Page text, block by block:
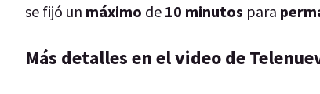
se fijó un máximo de 10 minutos para
Más detalles en el video de